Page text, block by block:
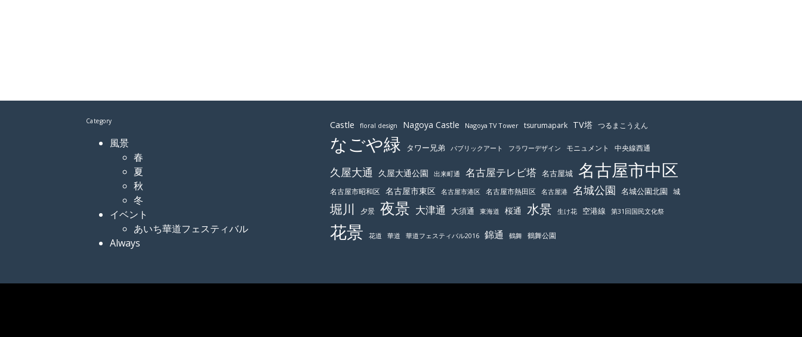
Category
風景
春
夏
秋
冬
イベント
あいち華道フェスティバル
Always
Castle floral design Nagoya Castle Nagoya TV Tower tsurumapark TV塔 つるまこうえん
なごや緑 タワー兄弟 パブリックアート フラワーデザイン モニュメント 中央線西通
久屋大通 久屋大通公園 出来町通 名古屋テレビ塔 名古屋城 名古屋市中区
名古屋市昭和区 名古屋市東区 名古屋市港区 名古屋市熱田区 名古屋港 名城公園 名城公園北園 城
堀川 夕景 夜景 大津通 大須通 東海道 桜通 水景 生け花 空港線 第31回国民文化祭
花景 花道 華道 華道フェスティバル2016 錦通 鶴舞 鶴舞公園